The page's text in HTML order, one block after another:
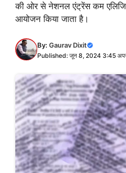
की ओर से नेशनल एंट्रेंस कम
आयोजन किया जाता है।
By: Gaurav Dixit
Published: जून 8, 2024 3:45